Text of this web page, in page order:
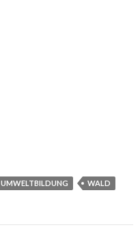
UMWELTBILDUNG WALD